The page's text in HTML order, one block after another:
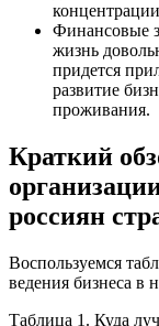
Финансовые
жизнь
придется
развитие
проживания.
Краткий
россиян
Воспользуемся
ведения бизнеса в
Таблица 1. Куда